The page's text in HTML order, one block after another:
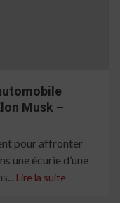
Musk –
pour affronter
une écurie d’une
Lire la suite